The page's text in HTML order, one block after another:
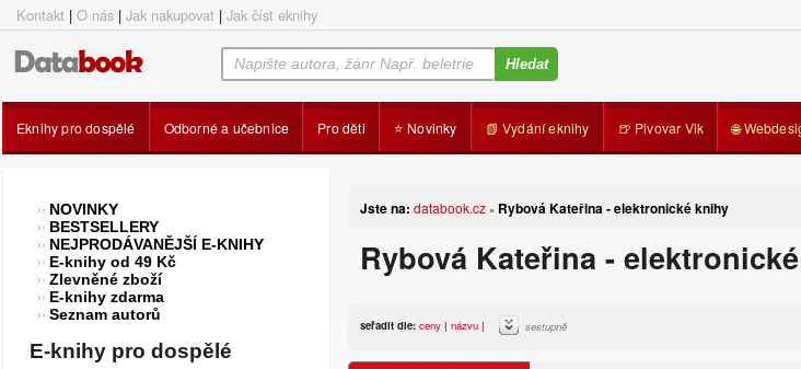
Kontakt | O nás | Jak nakupovat | Jak číst eknihy
Eknihy pro dospělé Odborné a učebnice Pro děti ⭐ Novinky 📗 Vydání eknihy 🍺 Pivovar Vik 🌐
Jste na: databook.cz » Rybová Kateřina - elektronické knihy
Rybová Kateřina -
seřadit dle: ceny | názvu | sestupně
NOVINKY
BESTSELLERY
NEJPRODÁVANĚJŠÍ E-KNIHY
E-knihy od 49 Kč
Zlevněné zboží
E-knihy zdarma
Seznam autorů
E-knihy pro dospělé